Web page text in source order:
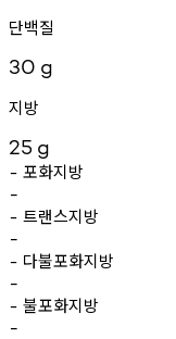
단백질
30 g
지방
25 g
- 포화지방
-
- 트랜스지방
-
- 다불포화지방
-
- 불포화지방
-